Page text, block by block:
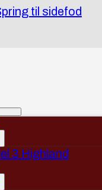
til sidefod
3 Highland